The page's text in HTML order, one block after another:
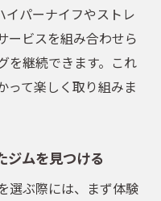
イパーナイフやストレ
ービスを組み合わせら
を継続できます。これ
って楽しく取り組みま
ジムを見つける
選ぶ際には、まず体験